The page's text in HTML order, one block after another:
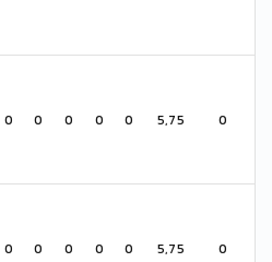
0 0 0 0 0 5,75 0
0 0 0 0 0 5,75 0